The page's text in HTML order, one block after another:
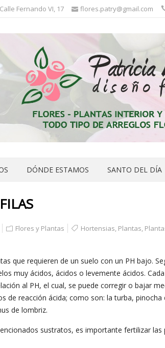
Fernando VI, 17 flores.patry@gmail.com
DÓNDE ESTAMOS SANTO DEL DÍA
Flores y Plantas Hortensias, Plantas,
que requieren de un suelo con un PH bajo.
muy ácidos, ácidos o levemente ácidos.
al PH, el cual, se puede corregir o bajar
de reacción ácida; como son: la turba, pinocha
de lombriz.
sustratos, es importante fertilizar las